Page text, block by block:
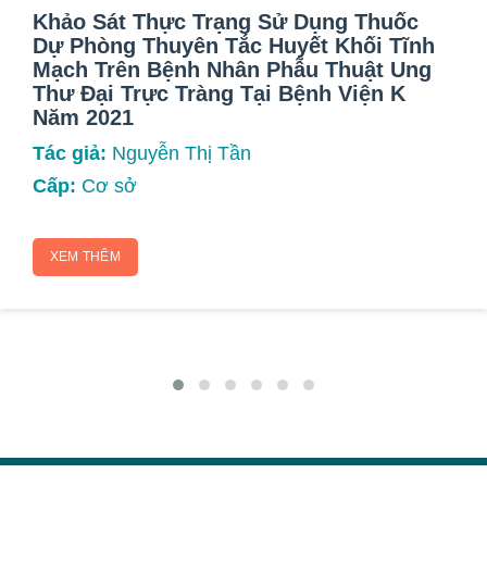
Khảo Sát Thực Trạng Sử Dụng Thuốc
Dự Phòng Thuyên Tắc Huyết Khối Tĩnh
Mạch Trên Bệnh Nhân Phẫu Thuật Ung
Thư Đại Trực Tràng Tại Bệnh Viện K
Năm 2021
Tác giả: Nguyễn Thị Tần
Cấp: Cơ sở
XEM THÊM